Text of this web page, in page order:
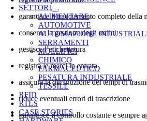
SETTORI
ALIMENTARE
AUTOMOTIVE
AUTOMAZIONE
SERRAMENTI
MOLLIFICI
CHIMICO
FARMACEUTICO
PESATURA INDUSTRIALE
TESSILE
RFID
RTLS
CASE STORIES
garantisce il tracciamento completo della
consente la gestione degli ordini
gestisce l’etichettatura
registra le merci in entrata
assicura la diminuzione dei tempi di
riduce eventuali errori di trascrizione
garantisce il controllo costante e sempre